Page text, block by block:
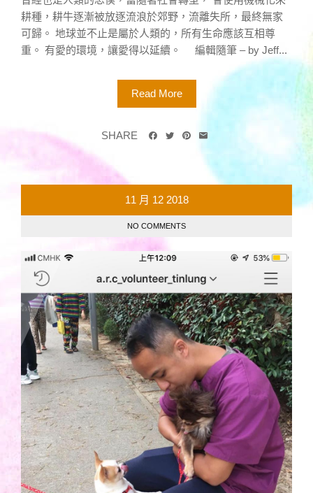
耕種，耕牛逐漸被放逐流浪於郊野，流離失所，最終無家
可歸。 地球並不止是屬於人類的，所有生命應該互相尊
重。 有愛的環境，讓愛得以延續。 編輯隨筆 – by Jeff...
Read More
SHARE
11 月 12 2018
NO COMMENTS